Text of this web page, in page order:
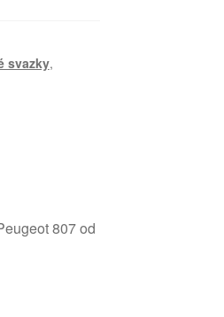
svazky,
807 od